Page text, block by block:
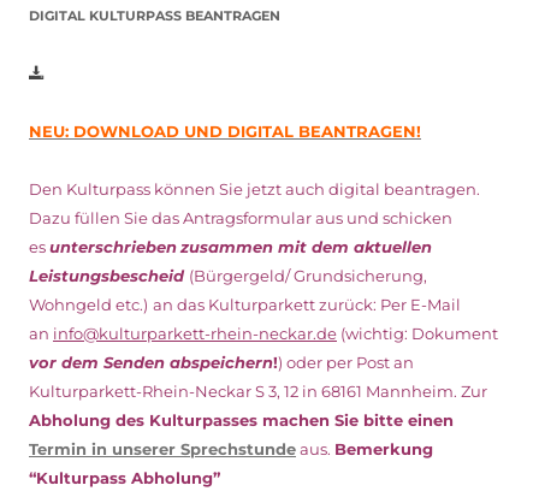
DIGITAL KULTURPASS BEANTRAGEN
NEU: DOWNLOAD UND DIGITAL BEANTRAGEN!
Den Kulturpass können Sie jetzt auch digital beantragen.
Dazu füllen Sie das Antragsformular aus und schicken
esunterschriebenzusammen mit dem aktuellen
Leistungsbescheid (Bürgergeld/ Grundsicherung,
Wohngeld etc.) an das Kulturparkett zurück: Per E-Mail
an info@kulturparkett-rhein-neckar.de (wichtig: Dokument
vor dem Senden abspeichern!) oder per Post an
Kulturparkett-Rhein-Neckar S 3, 12 in 68161 Mannheim. Zur
Abholung des Kulturpasses machen Sie bitte einen
Termin in unserer Sprechstundeaus. Bemerkung
“Kulturpass Abholung”